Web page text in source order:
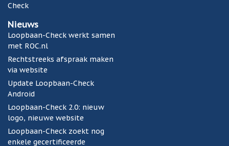
Check
Nieuws
Loopbaan-Check werkt samen
met ROC.nl
Rechtstreeks afspraak maken
via website
Update Loopbaan-Check
Android
Loopbaan-Check 2.0: nieuw
logo, nieuwe website
Loopbaan-Check zoekt nog
enkele gecertificeerde